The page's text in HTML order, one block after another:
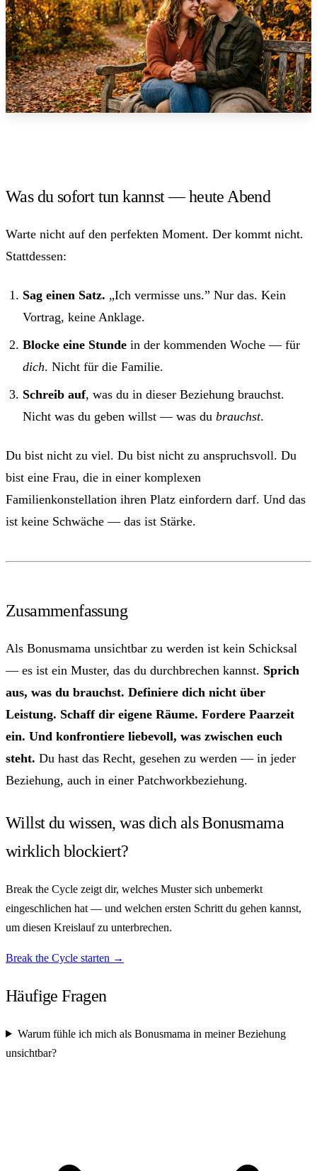
Was du sofort tun kannst — heute Abend
Warte nicht auf den perfekten Moment. Der kommt nicht.
Stattdessen:
Sag einen Satz. „Ich vermisse uns.” Nur das. Kein
Vortrag, keine Anklage.
Blocke eine Stunde in der kommenden Woche — für
dich. Nicht für die Familie.
Schreib auf, was du in dieser Beziehung brauchst.
Nicht was du geben willst — was du brauchst.
Du bist nicht zu viel. Du bist nicht zu anspruchsvoll. Du
bist eine Frau, die in einer komplexen
Familienkonstellation ihren Platz einfordern darf. Und das
ist keine Schwäche — das ist Stärke.
Zusammenfassung
Als Bonusmama unsichtbar zu werden ist kein Schicksal
— es ist ein Muster, das du durchbrechen kannst. Sprich
aus, was du brauchst. Definiere dich nicht über
Leistung. Schaff dir eigene Räume. Fordere Paarzeit
ein. Und konfrontiere liebevoll, was zwischen euch
steht. Du hast das Recht, gesehen zu werden — in jeder
Beziehung, auch in einer Patchworkbeziehung.
Willst du wissen, was dich als Bonusmama
wirklich blockiert?
Break the Cycle zeigt dir, welches Muster sich unbemerkt
eingeschlichen hat — und welchen ersten Schritt du gehen kannst,
um diesen Kreislauf zu unterbrechen.
Break the Cycle starten →
Häufige Fragen
Warum fühle ich mich als Bonusmama in meiner Beziehung
unsichtbar?